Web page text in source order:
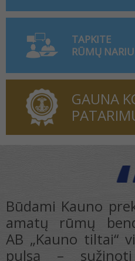
TAPKITE
RŪMŲ NARIU
GAUNA
Būdami Kauno
amatų rūmų
AB „Kauno tiltai“
pulsą –